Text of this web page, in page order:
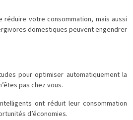
réduire votre consommation, mais aussi
domestiques peuvent engendrer
pour optimiser automatiquement la
pas chez vous.
ont réduit leur consommation
d’économies.